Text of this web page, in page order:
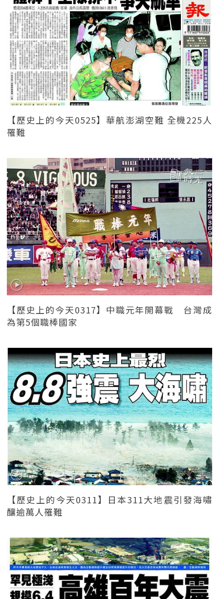
【歷史上的今天0525】華航澎湖空難 全機225人
罹難
【歷史上的今天0317】中職元年開幕戰 台灣成
為第5個職棒國家
【歷史上的今天0311】日本311大地震引發海嘯
釀逾萬人罹難